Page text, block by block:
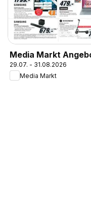
Media Markt
29.07. - 31.08.2026
Media Markt